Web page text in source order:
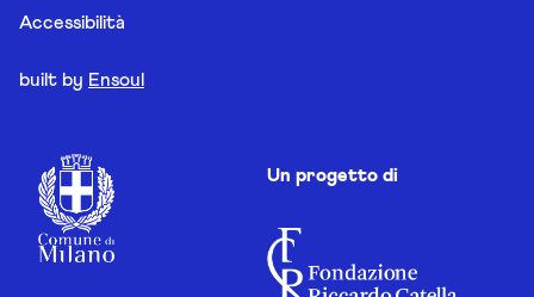
Accessibilità
built by Ensoul
Un progetto di